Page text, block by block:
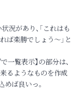
況があり、「これはも
楽勝でしょう〜」と
一覧表示】の部分は、
るようなものを作成
めば良いっ。